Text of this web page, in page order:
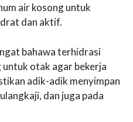
air kosong untuk
dan aktif.
bahawa terhidrasi
untuk otak agar bekerja
adik-adik menyimpan
dan juga pada